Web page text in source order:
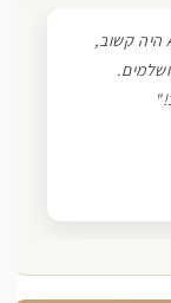
"חווית שירות יוצאת דופן! הצוות של ArtGlow היה קשוב,